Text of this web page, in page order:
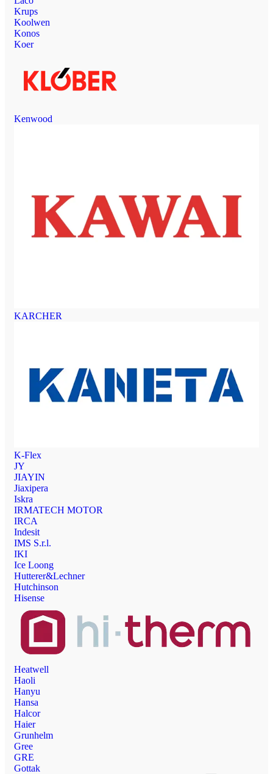
Krups
Koolwen
Konos
Koer
Kenwood
KARCHER
K-Flex
JY
JIAYIN
Jiaxipera
Iskra
IRMATECH MOTOR
IRCA
Indesit
IMS S.r.l.
IKI
Ice Loong
Hutterer&Lechner
Hutchinson
Hisense
Heatwell
Haoli
Hanyu
Hansa
Halcor
Haier
Grunhelm
Gree
GRE
Gottak